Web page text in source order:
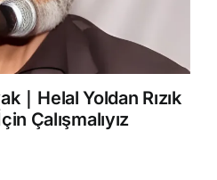
｜Helal Yoldan Rızık
Çalışmalıyız